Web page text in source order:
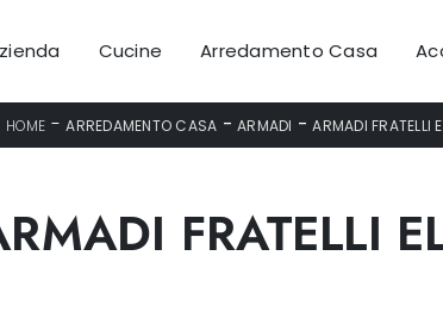
Cucine Arredamento Casa
HOME -ARREDAMENTO CASA -ARMADI -ARMADI FRATELLI
FRATELLI